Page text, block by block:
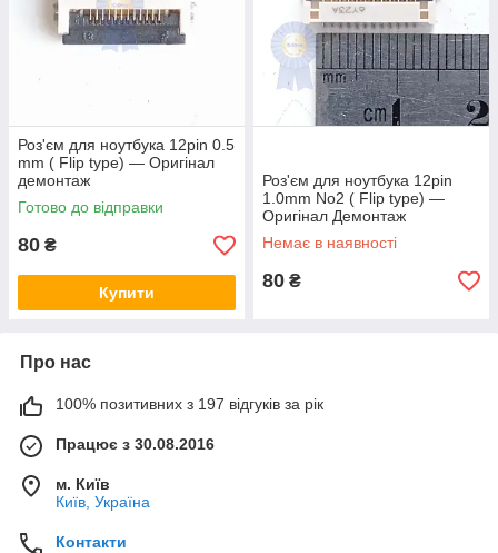
Роз'єм для ноутбука 12pin 0.5
mm ( Flip type) — Оригінал
демонтаж
Готово до відправки
80 ₴
Купити
Роз'єм для ноутбука 12pin
1.0mm No2 ( Flip type) —
Оригінал Демонтаж
Немає в наявності
80 ₴
Про нас
100% позитивних з 197 відгуків за рік
Працює з 30.08.2016
м. Київ
Київ, Україна
Контакти